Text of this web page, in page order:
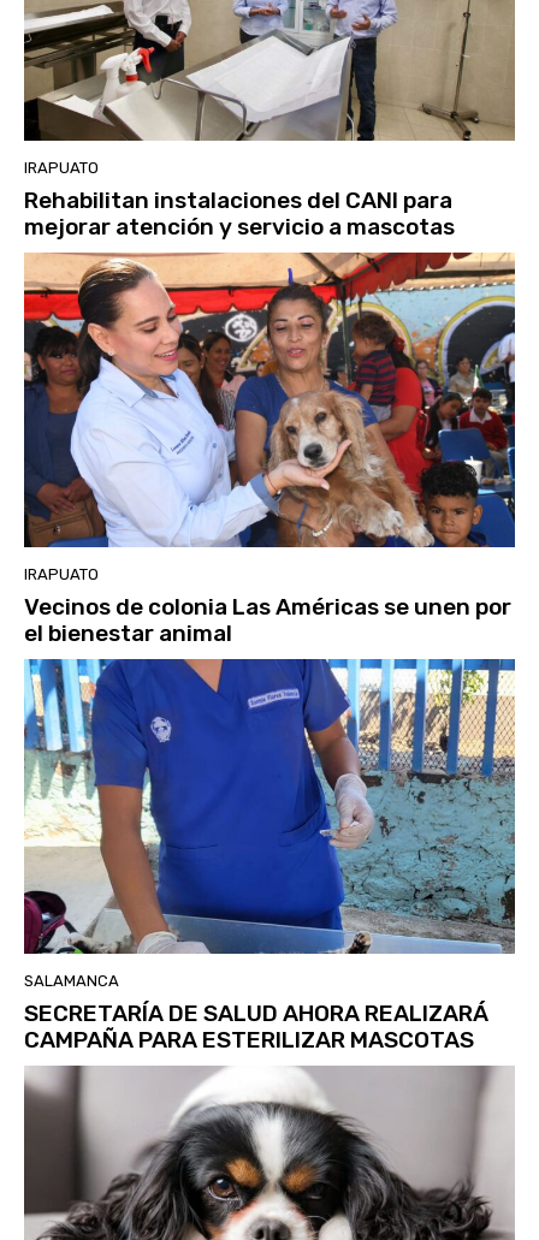
IRAPUATO
Rehabilitan instalaciones del CANI para
mejorar atención y servicio a mascotas
IRAPUATO
Vecinos de colonia Las Américas se unen por
el bienestar animal
SALAMANCA
SECRETARÍA DE SALUD AHORA REALIZARÁ
CAMPAÑA PARA ESTERILIZAR MASCOTAS